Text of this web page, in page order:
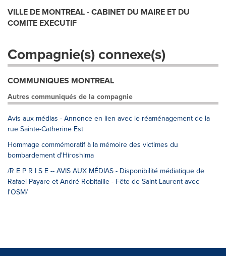
VILLE DE MONTREAL - CABINET DU MAIRE ET DU
COMITE EXECUTIF
Compagnie(s) connexe(s)
COMMUNIQUES MONTREAL
Autres communiqués de la compagnie
Avis aux médias - Annonce en lien avec le réaménagement de la
rue Sainte-Catherine Est
Hommage commémoratif à la mémoire des victimes du
bombardement d'Hiroshima
/R E P R I S E -- AVIS AUX MÉDIAS - Disponibilité médiatique de
Rafael Payare et André Robitaille - Fête de Saint-Laurent avec
l'OSM/